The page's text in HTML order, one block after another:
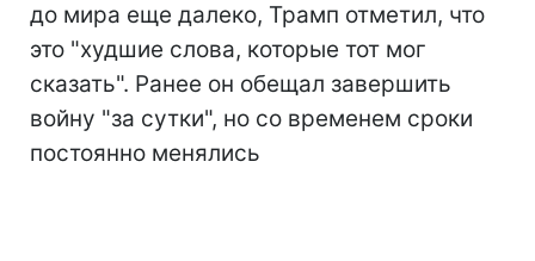
до мира еще далеко, Трамп отметил, что
это "худшие слова, которые тот мог
сказать". Ранее он обещал завершить
войну "за сутки", но со временем сроки
постоянно менялись